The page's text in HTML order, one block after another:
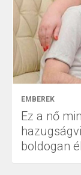
EMBEREK
Ez a nő
boldogan